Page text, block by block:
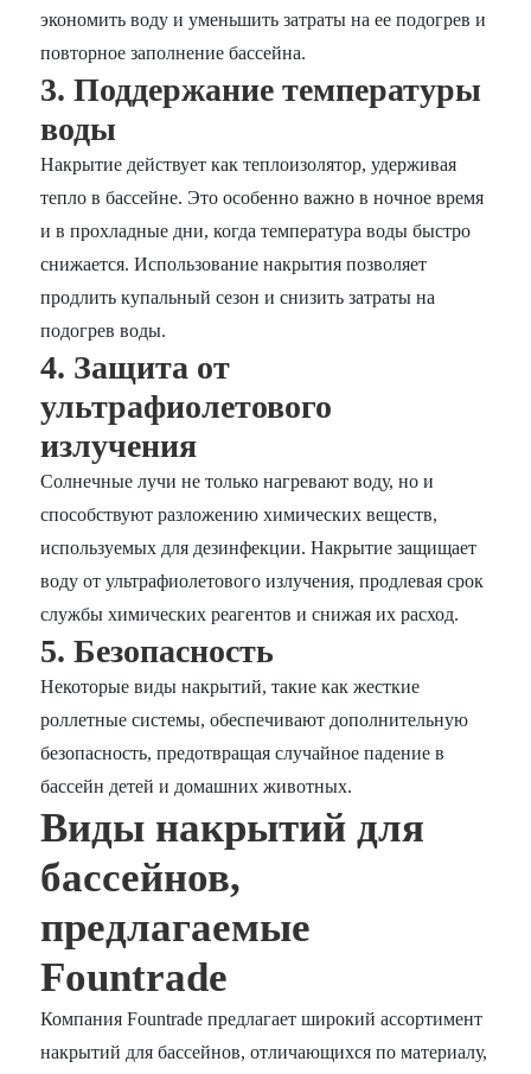
экономить воду и уменьшить затраты на ее подогрев и
повторное заполнение бассейна.
3. Поддержание температуры
воды
Накрытие действует как теплоизолятор, удерживая
тепло в бассейне. Это особенно важно в ночное время
и в прохладные дни, когда температура воды быстро
снижается. Использование накрытия позволяет
продлить купальный сезон и снизить затраты на
подогрев воды.
4. Защита от
ультрафиолетового
излучения
Солнечные лучи не только нагревают воду, но и
способствуют разложению химических веществ,
используемых для дезинфекции. Накрытие защищает
воду от ультрафиолетового излучения, продлевая срок
службы химических реагентов и снижая их расход.
5. Безопасность
Некоторые виды накрытий, такие как жесткие
роллетные системы, обеспечивают дополнительную
безопасность, предотвращая случайное падение в
бассейн детей и домашних животных.
Виды накрытий для
бассейнов,
предлагаемые
Fountrade
Компания Fountrade предлагает широкий ассортимент
накрытий для бассейнов, отличающихся по материалу,